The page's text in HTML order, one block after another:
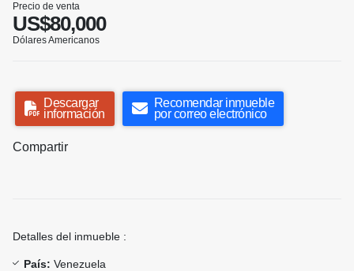
Precio de venta
US$80,000
Dólares Americanos
Descargar
información
Recomendar inmueble
por correo electrónico
Compartir
Detalles del inmueble :
País: Venezuela